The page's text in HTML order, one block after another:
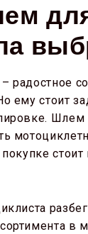
радостное
ему стоит
Шлем
стоит
в